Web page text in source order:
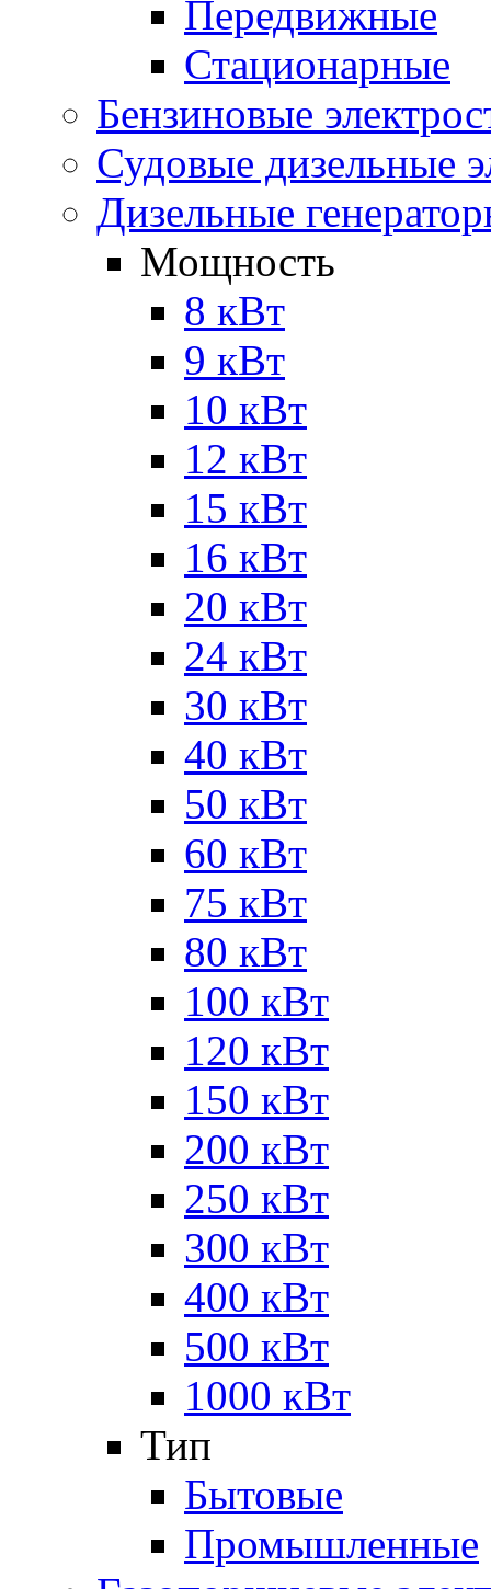
Передвижные
Стационарные
Бензиновые
Судовые дизельные
Дизельные
Мощность
8 кВт
9 кВт
10 кВт
12 кВт
15 кВт
16 кВт
20 кВт
24 кВт
30 кВт
40 кВт
50 кВт
60 кВт
75 кВт
80 кВт
100 кВт
120 кВт
150 кВт
200 кВт
250 кВт
300 кВт
400 кВт
500 кВт
1000 кВт
Тип
Бытовые
Промышленные